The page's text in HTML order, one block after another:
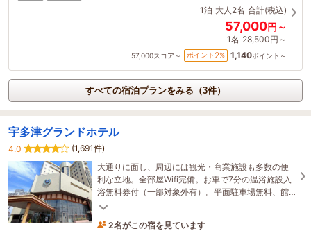
1泊 大人2名 合計(税込)
57,000円～
1名 28,500円～
57,000スコア～ ポイント 2% 1,140ポイント～
すべての宿泊プランをみる（3件）
宇多津グランドホテル
4.0
(1,691件)
大通りに面し、周辺には観光・商業施設も多数の便
利な立地。全部屋Wifi完備。お車で7分の温浴施設入
浴無料券付（一部対象外有）。平面駐車場無料、館
内には大浴場・サウナもあります。
2名がこの宿を見ています